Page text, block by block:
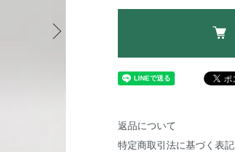
返品について
特定商取引法に基づく表記